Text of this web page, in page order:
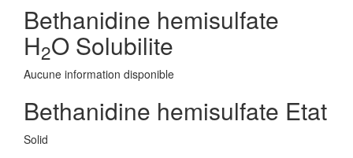
Bethanidine hemisulfate
H2O Solubilite
Aucune information disponible
Bethanidine hemisulfate Etat
Solid